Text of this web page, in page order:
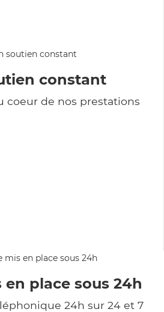
constant
coeur de nos prestations
en place sous 24h
24h sur 24 et 7